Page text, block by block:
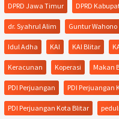
DPRD Jawa Timur DPRD
dr. Syahrul Alim Guntur Wahono
Idul Adha KAI KAI Blitar
Keracunan Koperasi Makan
PDI Perjuangan PDI Perjuangan
PDI Perjuangan Kota Blitar